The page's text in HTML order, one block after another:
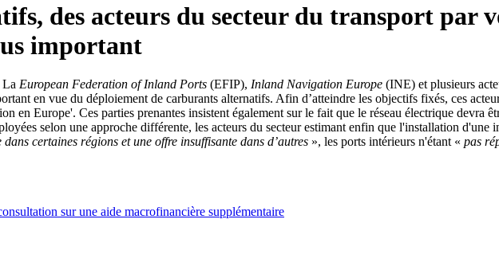
des acteurs du secteur du transport par
important
La European Federation of Inland Ports (EFIP), Inland Navigation Europe (INE) et plusieurs
en vue du déploiement de carburants alternatifs. Afin d’atteindre les objectifs fixés, ces
en Europe'. Ces parties prenantes insistent également sur le fait que le réseau électrique devra
selon une approche différente, les acteurs du secteur estimant enfin que l'installation
certaines régions et une offre insuffisante dans d’autres », les ports intérieurs n'étant « pas
sur une aide macrofinancière supplémentaire